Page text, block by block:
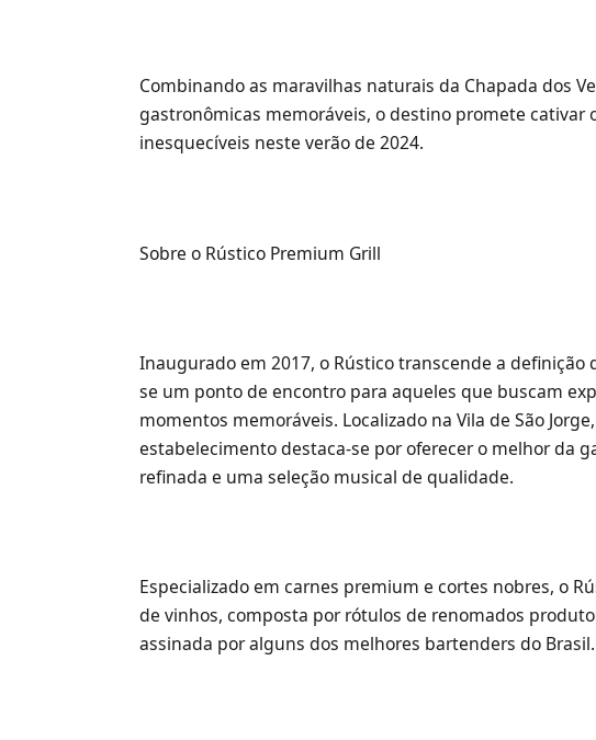
Combinando as maravilhas naturais da Chapada dos
gastronômicas memoráveis, o destino promete cativar
inesquecíveis neste verão de 2024.
Sobre o Rústico Premium Grill
Inaugurado em 2017, o Rústico transcende a
se um ponto de encontro para aqueles que buscam
momentos memoráveis. Localizado na Vila de São
estabelecimento destaca-se por oferecer o melhor da
refinada e uma seleção musical de qualidade.
Especializado em carnes premium e cortes nobres, o
de vinhos, composta por rótulos de renomados
assinada por alguns dos melhores bartenders do Brasil.